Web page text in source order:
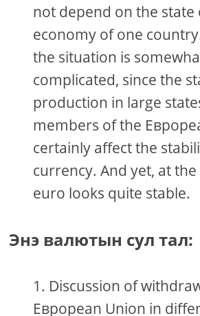
not depend on the state
economy of one
the situation is
complicated, since the
production in large
members of the
certainly affect the
currency. And yet, at
euro looks quite stable.
Энэ валютын сул тал:
Discussion of
Евроpean Union in